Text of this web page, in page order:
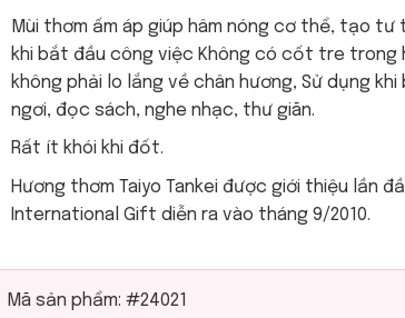
Mùi thơm ấm áp giúp hâm nóng cơ thể, tạo
khi bắt đầu công việc Không có cốt tre trong
không phải lo lắng về chân hương, Sử dụng khi
ngơi, đọc sách, nghe nhạc, thư giãn.
Rất ít khói khi đốt.
Hương thơm Taiyo Tankei được giới thiệu lần
International Gift diễn ra vào tháng 9/2010.
Mã sản phẩm: #24021